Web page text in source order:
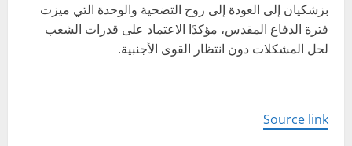
بزشكيان إلى العودة إلى روح التضحية والوحدة التي ميزت
فترة الدفاع المقدس، مؤكدًا الاعتماد على قدرات الشعب
لحل المشكلات دون انتظار القوى الأجنبية.
Source link